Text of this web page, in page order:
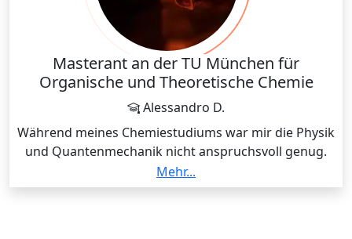
Masterant an der TU München für
Organische und Theoretische Chemie
Alessandro D.
Während meines Chemiestudiums war mir die Physik
und Quantenmechanik nicht anspruchsvoll genug.
Viele Fragen, die ich hatte, wurden nicht beantwortet.
Viele Methoden, die wichtig sind, wurden nicht
Mehr...